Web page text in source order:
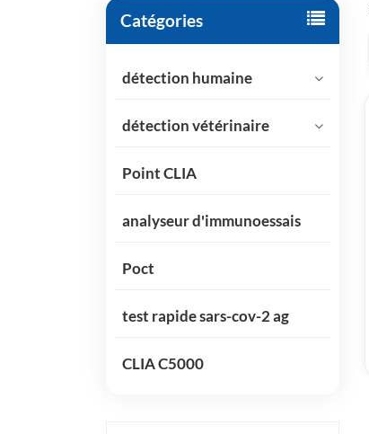
Catégories
détection humaine
détection vétérinaire
Point CLIA
analyseur d'immunoessais
Poct
test rapide sars-cov-2 ag
CLIA C5000